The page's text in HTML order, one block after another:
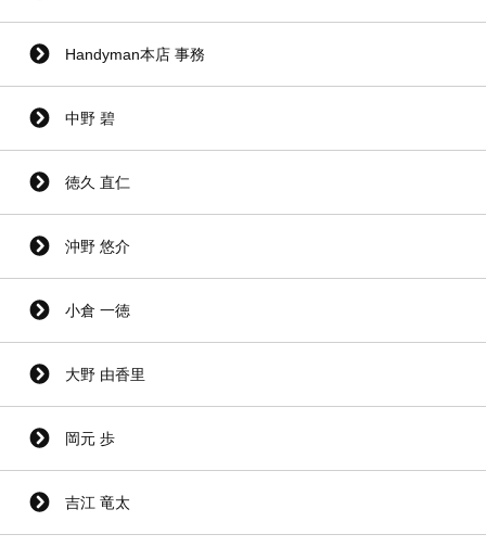
Handyman本店 事務
中野 碧
徳久 直仁
沖野 悠介
小倉 一徳
大野 由香里
岡元 歩
吉江 竜太